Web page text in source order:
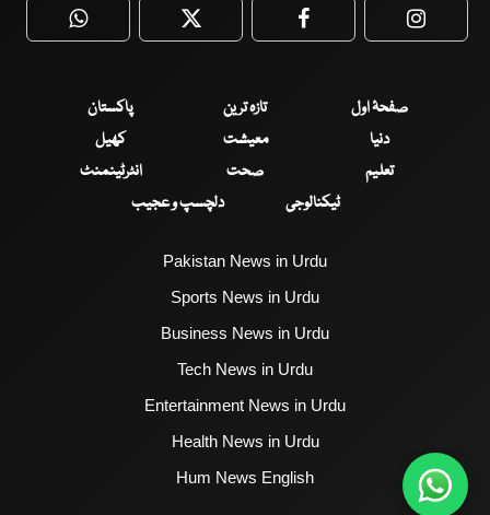
WhatsApp Twitter Facebook
صفحۂ اول تازہ ترین
پاکستان
دنیا
معیشت
کھیل
تعلیم
صحت
انٹرٹینمنٹ
ٹیکنالوجی
دلچسپ و عجیب
Pakistan News in Urdu
Sports News in Urdu
Business News in Urdu
Tech News in Urdu
Entertainment News in Urdu
Health News in Urdu
Hum News English